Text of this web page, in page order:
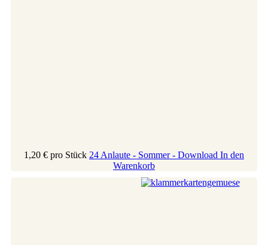
1,20 € pro Stück 24 Anlaute - Sommer - Download In den
Warenkorb